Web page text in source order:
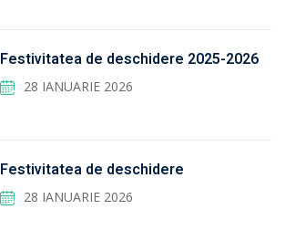
Festivitatea de deschidere 2025-2026
28 IANUARIE 2026
Festivitatea de deschidere
28 IANUARIE 2026